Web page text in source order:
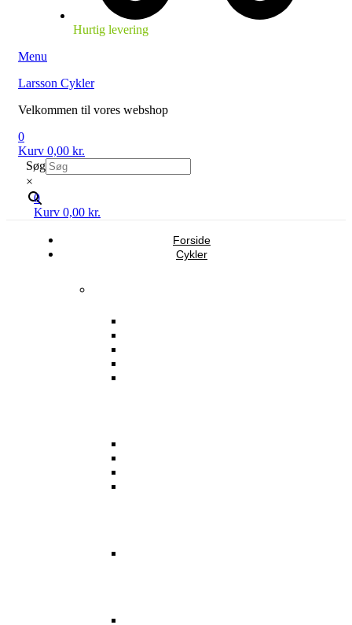
Hurtig levering
Menu
Larsson Cykler
Velkommen til vores webshop
0
Kurv 0,00 kr.
Søg
×
0
Kurv 0,00 kr.
Forside
Cykler